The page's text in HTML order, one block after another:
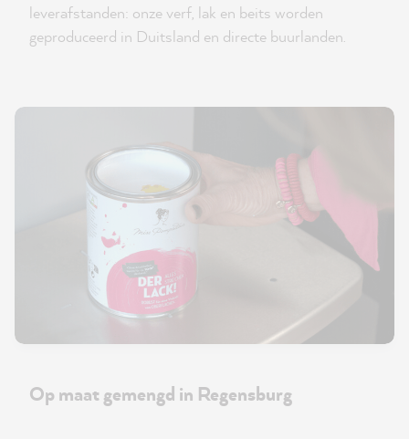
leverafstanden: onze verf, lak en beits worden
geproduceerd in Duitsland en directe buurlanden.
Op maat gemengd in Regensburg